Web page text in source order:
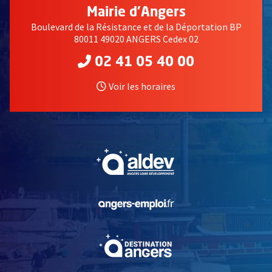
Mairie d'Angers
Boulevard de la Résistance et de la Déportation BP
80011 49020 ANGERS Cedex 02
02 41 05 40 00
Voir les horaires
, Ouvre une nouvelle